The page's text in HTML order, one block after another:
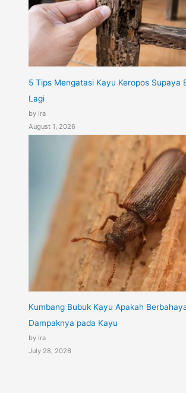
5 Tips Mengatasi Kayu Keropos Supaya
Lagi
by Ira
August 1, 2026
Kumbang Bubuk Kayu Apakah
Dampaknya pada Kayu
by Ira
July 28, 2026